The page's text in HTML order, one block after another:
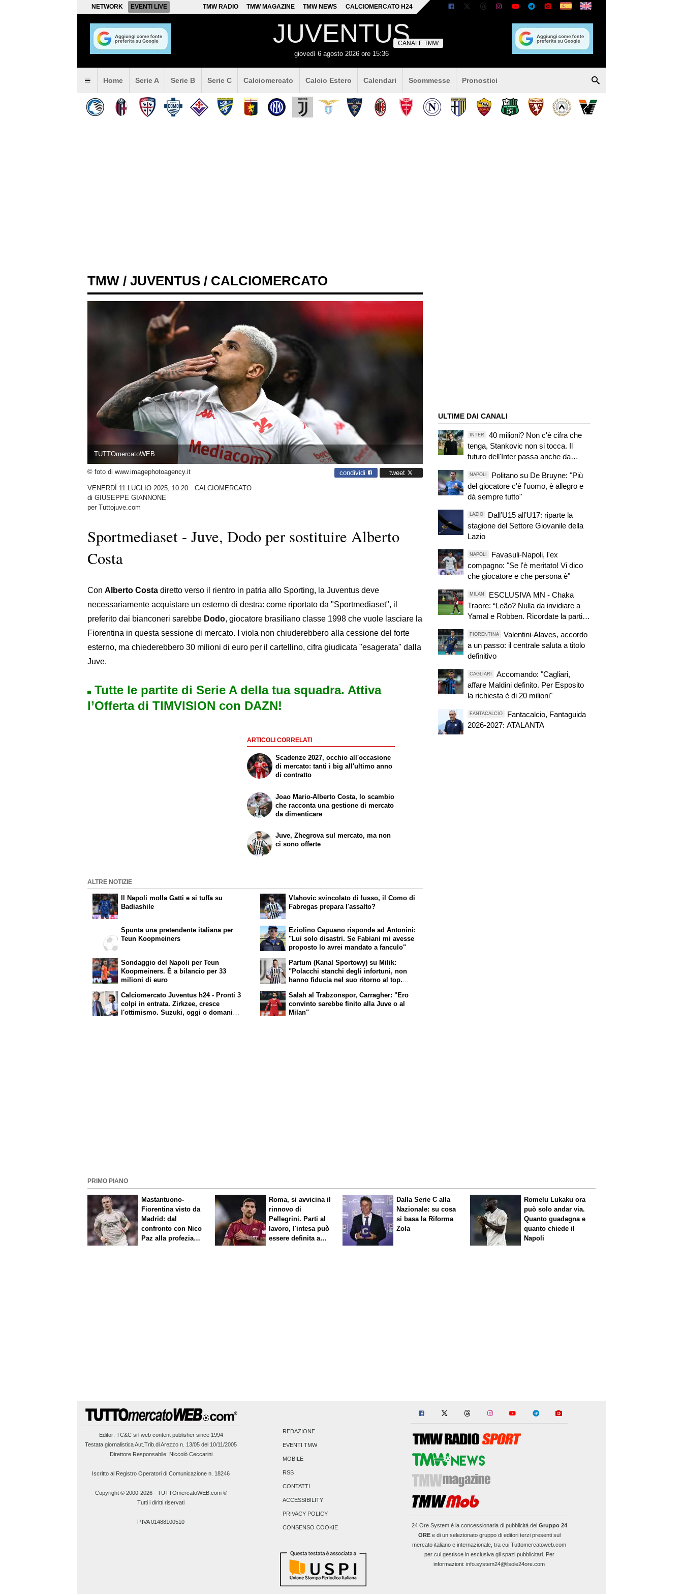
NETWORK EVENTI LIVE TMW RADIO TMW MAGAZINE TMW NEWS CALCIOMERCATO H24
JUVENTUS
giovedì 6 agosto 2026 ore 15:36
CANALE TMW
Home Serie A Serie B Serie C Calciomercato Calcio Estero Calendari Scommesse Pronostici
TMW / JUVENTUS / CALCIOMERCATO
TUTTOmercatoWEB
© foto di www.imagephotoagency.it condividi tweet
VENERDÌ 11 LUGLIO 2025, 10:20
CALCIOMERCATO
di GIUSEPPE GIANNONE
per Tuttojuve.com
Sportmediaset - Juve, Dodo per sostituire Alberto
Costa
Con Alberto Costa diretto verso il rientro in patria allo Sporting, la Juventus deve
necessariamente acquistare un esterno di destra: come riportato da "Sportmediaset", il
preferito dai bianconeri sarebbe Dodo, giocatore brasiliano classe 1998 che vuole lasciare la
Fiorentina in questa sessione di mercato. I viola non chiuderebbero alla cessione del forte
esterno, ma chiederebbero 30 milioni di euro per il cartellino, cifra giudicata "esagerata" dalla
Juve.
Tutte le partite di Serie A della tua squadra. Attiva
l’Offerta di TIMVISION con DAZN!
ARTICOLI CORRELATI
Scadenze 2027, occhio all'occasione
di mercato: tanti i big all'ultimo anno
di contratto
Joao Mario-Alberto Costa, lo scambio
che racconta una gestione di mercato
da dimenticare
Juve, Zhegrova sul mercato, ma non
ci sono offerte
ALTRE NOTIZIE
Il Napoli molla Gatti e si tuffa su
Badiashile
Spunta una pretendente italiana per
Teun Koopmeiners
Vlahovic svincolato di lusso, il Como di
Fabregas prepara l'assalto?
Eziolino Capuano risponde ad Antonini:
"Lui solo disastri. Se Fabiani mi avesse
proposto lo avrei mandato a fanculo"
Sondaggio del Napoli per Teun
Koopmeiners. È a bilancio per 33
milioni di euro
Calciomercato Juventus h24 - Pronti 3
colpi in entrata. Zirkzee, cresce
l'ottimismo. Suzuki, oggi o domani
Partum (Kanal Sportowy) su Milik:
"Polacchi stanchi degli infortuni, non
hanno fiducia nel suo ritorno al top.
un'ottima soluzione a partita in corso"
Salah al Trabzonspor, Carragher: "Ero
convinto sarebbe finito alla Juve o al
Milan"
ULTIME DAI CANALI
INTER
40 milioni? Non c'è cifra che
tenga, Stankovic non si tocca. Il
futuro dell'Inter passa anche da
NAPOLI
Politano su De Bruyne: "Più
del giocatore c'è l'uomo, è allegro e
dà sempre tutto"
LAZIO
Dall’U15 all’U17: riparte la
stagione del Settore Giovanile della
Lazio
NAPOLI
Favasuli-Napoli, l'ex
compagno: "Se l'è meritato! Vi dico
che giocatore e che persona è"
MILAN
ESCLUSIVA MN - Chaka
Traore: “Leão? Nulla da invidiare a
Yamal e Robben. Ricordate la partita
donne… ma non sappiamo cosa gli
passa in testa”
FIORENTINA
Valentini-Alaves, accordo
a un passo: il centrale saluta a titolo
definitivo
CAGLIARI
Accomando: "Cagliari,
affare Maldini definito. Per Esposito
la richiesta è di 20 milioni"
FANTACALCIO
Fantacalcio, Fantaguida
2026-2027: ATALANTA
PRIMO PIANO
Mastantuono-
Fiorentina visto da
Madrid: dal
confronto con Nico
Paz alla profezia
Roma, si avvicina il
rinnovo di
Pellegrini. Parti al
lavoro, l'intesa può
essere definita a
Dalla Serie C alla
Nazionale: su cosa
si basa la Riforma
Zola
Romelu Lukaku ora
può solo andar via.
Quanto guadagna e
quanto chiede il
Napoli
Editor: TC&C srl web content publisher since 1994
Testata giornalistica Aut.Trib.di Arezzo n. 13/05 del 10/11/2005
Direttore Responsabile: Niccolò Ceccarini
Iscritto al Registro Operatori di Comunicazione n. 18246
Copyright © 2000-2026- TUTTOmercatoWEB.com ®
Tutti i diritti riservati
P.IVA 01488100510
REDAZIONE
EVENTI TMW
MOBILE
RSS
CONTATTI
ACCESSIBILITY
PRIVACY POLICY
CONSENSO COOKIE 24 Ore Systemè la concessionaria di pubblicità del Gruppo 24
OREe di un selezionato gruppo di editori terzi presenti sul
mercato italiano e internazionale, tra cui Tuttomercatoweb.com
per cui gestisce in esclusiva gli spazi pubblicitari. Per
informazioni: info.system24@ilsole24ore.com